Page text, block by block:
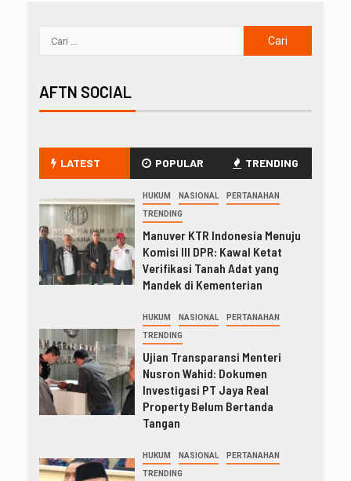
AFTN SOCIAL
LATEST POPULAR TRENDING
HUKUM NASIONAL PERTANAHAN
TRENDING
Manuver KTR Indonesia Menuju
Komisi III DPR: Kawal Ketat
Verifikasi Tanah Adat yang
Mandek di Kementerian
HUKUM NASIONAL PERTANAHAN
TRENDING
Ujian Transparansi Menteri
Nusron Wahid: Dokumen
Investigasi PT Jaya Real
Property Belum Bertanda
Tangan
HUKUM NASIONAL PERTANAHAN
TRENDING